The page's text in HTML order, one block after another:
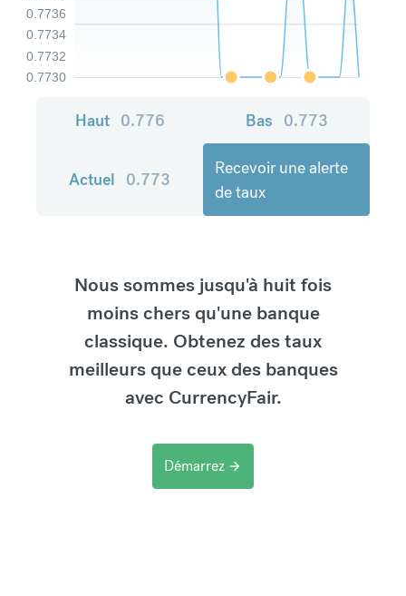
0.7730
0.7732
0.7734
0.7736
Haut 0.776 Bas 0.773
Actuel 0.773
Recevoir une alerte
de taux
Nous sommes jusqu'à huit fois
moins chers qu'une banque
classique. Obtenez des taux
meilleurs que ceux des banques
avec CurrencyFair.
Démarrez arrow_forward